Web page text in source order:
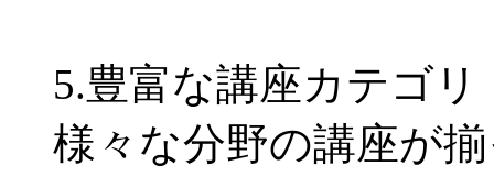
5.豊富な講座カテゴリ
様々な分野の講座が